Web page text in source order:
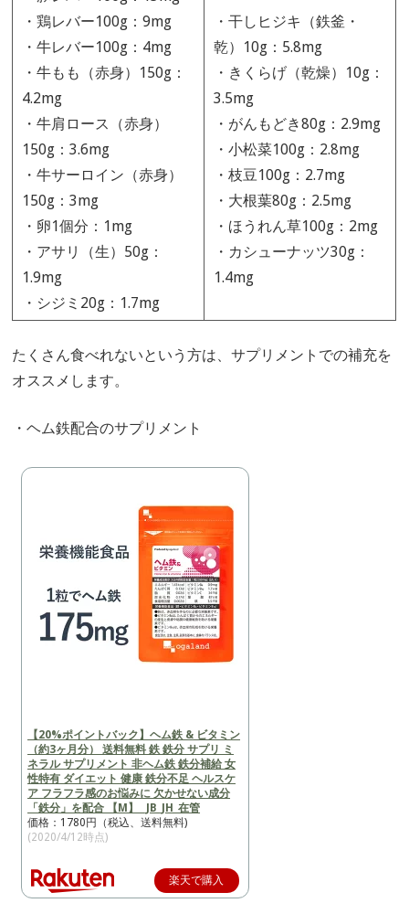
・鶏レバー100g：9mg
・牛レバー100g：4mg
・牛もも（赤身）150g：
4.2mg
・牛肩ロース（赤身）
150g：3.6mg
・牛サーロイン（赤身）
150g：3mg
・卵1個分：1mg
・アサリ（生）50g：
1.9mg
・シジミ20g：1.7mg
・干しヒジキ（鉄釜・
乾）10g：5.8mg
・きくらげ（乾燥）10g：
3.5mg
・がんもどき80g：2.9mg
・小松菜100g：2.8mg
・枝豆100g：2.7mg
・大根葉80g：2.5mg
・ほうれん草100g：2mg
・カシューナッツ30g：
1.4mg
たくさん食べれないという方は、サプリメントでの補充を
オススメします。
・ヘム鉄配合のサプリメント
【20%ポイントバック】ヘム鉄 & ビタミン
（約3ヶ月分） 送料無料 鉄 鉄分 サプリ ミ
ネラル サプリメント 非ヘム鉄 鉄分補給 女
性特有 ダイエット 健康 鉄分不足 ヘルスケ
ア フラフラ感のお悩みに 欠かせない成分
「鉄分」を配合 【M】 _JB_JH_在管
価格：1780円（税込、送料無料)
(2020/4/12時点)
楽天で購入